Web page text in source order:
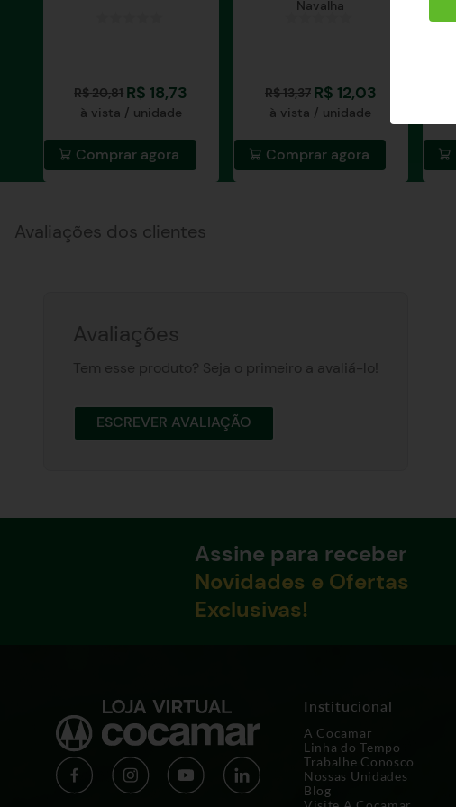
R$20,81 R$ 18,73
à vista / unidade
Comprar agora
Navalha
R$13,37 R$ 12,03
à vista / unidade
Comprar agora
Avaliações dos clientes
Avaliações
Tem esse produto? Seja o primeiro a avaliá-lo!
ESCREVER AVALIAÇÃO
Assine para receber
Novidades e Ofertas
Exclusivas!
Institucional
A Cocamar
Linha do Tempo
Trabalhe Conosco
Nossas Unidades
Blog